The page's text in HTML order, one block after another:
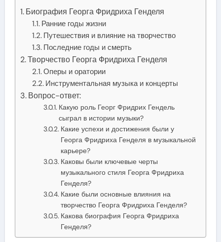
Биография Георга Фридриха Генделя
Ранние годы жизни
Путешествия и влияние на творчество
Последние годы и смерть
Творчество Георга Фридриха Генделя
Оперы и оратории
Инструментальная музыка и концерты
Вопрос-ответ:
Какую роль Георг Фридрих Гендель
сыграл в истории музыки?
Какие успехи и достижения были у
Георга Фридриха Генделя в музыкальной
карьере?
Каковы были ключевые черты
музыкального стиля Георга Фридриха
Генделя?
Какие были основные влияния на
творчество Георга Фридриха Генделя?
Какова биография Георга Фридриха
Генделя?